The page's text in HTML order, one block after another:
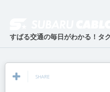
すばる交通の毎日がわかる！タ
SHARE